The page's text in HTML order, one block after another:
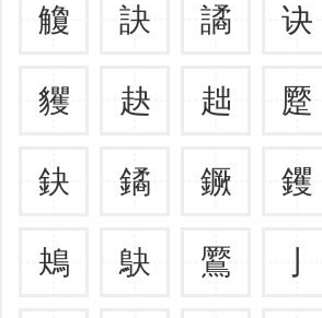
觼 訣 譎 诀
貜 赽 趉 蹷
鈌 鐍 鐝 钁
鴂 鴃 鷢